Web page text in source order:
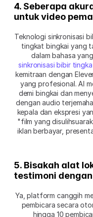
4. Seberapa
untuk video
Teknologi sinkronisasi
tingkat bingkai yang
dalam bahasa
sinkronisasi bibir
kemitraan dengan
yang profesional. AI
demi bingkai dan
dengan audio
kepala dan ekspresi
"film yang
iklan berbayar,
5. Bisakah alat
testimoni
Ya, platform canggih
pembicara secara
hingga 10